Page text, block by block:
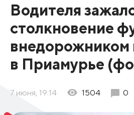
Водителя
столкновение
внедорожником
в Приамурье
7 июня, 19:14 1504 0